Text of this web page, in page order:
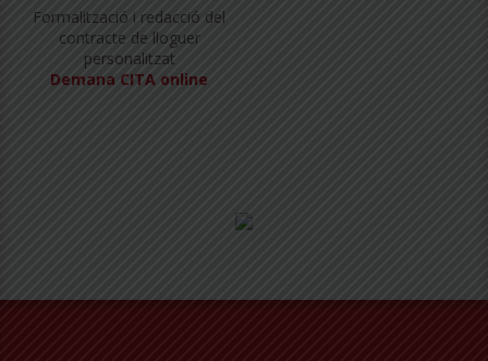
Formalització i redacció del
contracte de lloguer
personalitzat
Demana CITA online